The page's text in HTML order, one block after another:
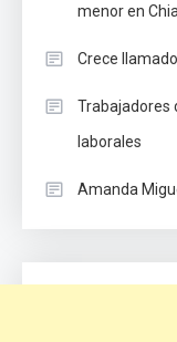
menor en
Crece
Trabajadores
laborales
Amanda